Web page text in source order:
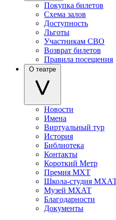
Покупка билетов
Схема залов
Доступность
Льготы
Участникам СВО
Возврат билетов
Правила посещения
О театре
Новости
Имена
Виртуальный тур
История
Библиотека
Контакты
Короткий Метр
Премия МХТ
Школа-студия
Музей МХАТ
Благодарности
Документы